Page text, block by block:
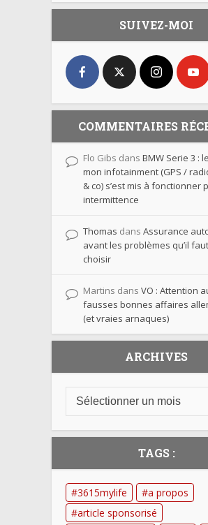
SUIVEZ-MOI
COMMENTAIRES
Flo Gibs dans BMW Serie 3 :
mon infotainment (GPS /
& co) s’est mis à fonctionner
intermittence
Thomas dans Assurance
avant les problèmes qu’il
choisir
Martins dans VO : Attention
fausses bonnes affaires
(et vraies arnaques)
ARCHIVES
TAGS :
3615mylife
a propos
article sponsorisé